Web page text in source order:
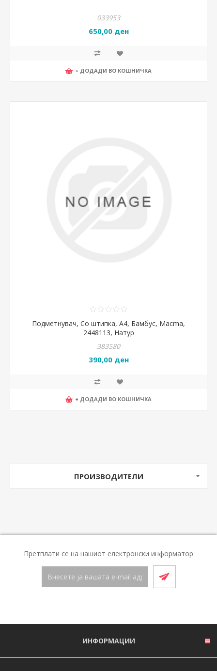
033953
650,00 ден
+ ДОДАДИ ВО КОШНИЧКА
Подметнувач, Со штипка, А4, Бамбус, Macma,
2448113, Натур
383580
390,00 ден
+ ДОДАДИ ВО КОШНИЧКА
ПРОИЗВОДИТЕЛИ
Претплати се на нашиот електронски информатор
ИНФОРМАЦИИ